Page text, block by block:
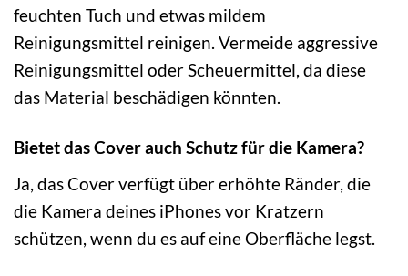
feuchten Tuch und etwas mildem
Reinigungsmittel reinigen. Vermeide aggressive
Reinigungsmittel oder Scheuermittel, da diese
das Material beschädigen könnten.
Bietet das Cover auch Schutz für die Kamera?
Ja, das Cover verfügt über erhöhte Ränder, die
die Kamera deines iPhones vor Kratzern
schützen, wenn du es auf eine Oberfläche legst.